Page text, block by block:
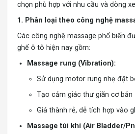
chọn phù hợp với nhu cầu và dòng
1. Phân loại theo công nghệ
Các công nghệ massage phổ biến
ghế ô tô hiện nay gồm:
Massage rung (Vibration):
Sử dụng motor rung nhẹ đặt
Tạo cảm giác thư giãn cơ bản
Giá thành rẻ, dễ tích hợp vào
Massage túi khí (Air Bladder/